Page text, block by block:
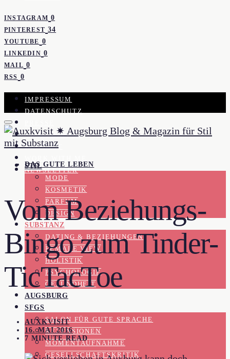
INSTAGRAM 0
PINTEREST 34
YOUTUBE 0
LINKEDIN 0
MAIL 0
RSS 0
IMPRESSUM
DATENSCHUTZ
KOOPERATION
KONTAKT
NEWSLETTER
STIL
MODE
KOSMETIK
PARFUM
DESIGN
SUBSTANZ
DATING & BEZIEHUNGEN
FEMALE VIEW
HOLISTIK
PSYCHOLOGIE
GESUNDHEIT
AUGSBURG
SFGS
SALON FÜR GUTE SPRACHE
REZENSIONEN
MOMENTAUFNAHME
GESELLSCHAFTSKRITIK
DAS GUTE LEBEN
Vom Beziehungs-
Bingo zum Tinder-
TicTacToe
AUXKVISIT
16. MAI 2016
7 MINUTE READ